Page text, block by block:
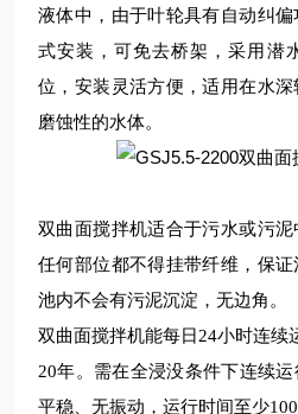
液体中，由于叶轮具有自动纠
式安装，可免去桥架，采用潜
位，安装灵活方便，适用在水
磨蚀性的水体。
双曲面搅拌机适合于污水或污
任何部位都不得挂带纤维，保
池内不会有污泥沉淀，无边角。
双曲面搅拌机能每日 24小时连续
20年。需在全浸没条件下连续
平稳、无振动，运行时间至少